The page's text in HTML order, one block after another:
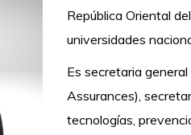
República Oriental
universidades
Es secretaria
Assurances),
tecnologías,